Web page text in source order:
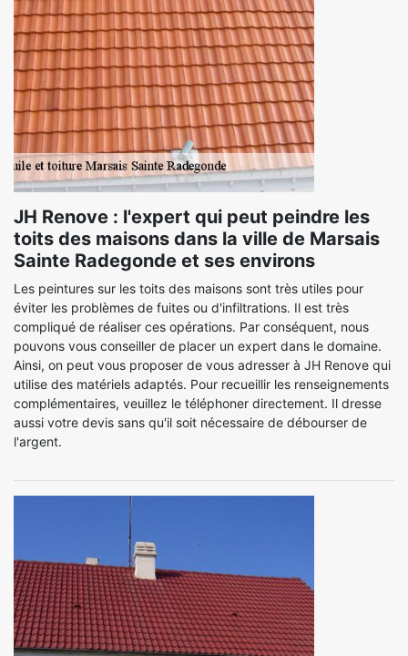
JH Renove : l'expert qui peut peindre les
toits des maisons dans la ville de Marsais
Sainte Radegonde et ses environs
Les peintures sur les toits des maisons sont très utiles pour
éviter les problèmes de fuites ou d'infiltrations. Il est très
compliqué de réaliser ces opérations. Par conséquent, nous
pouvons vous conseiller de placer un expert dans le domaine.
Ainsi, on peut vous proposer de vous adresser à JH Renove qui
utilise des matériels adaptés. Pour recueillir les renseignements
complémentaires, veuillez le téléphoner directement. Il dresse
aussi votre devis sans qu'il soit nécessaire de débourser de
l'argent.